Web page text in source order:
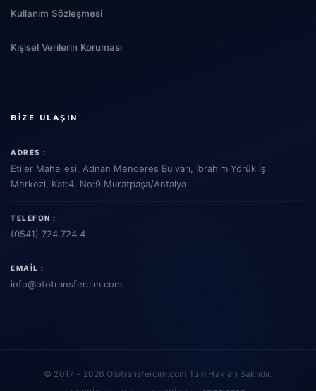
Kullanım Sözleşmesi
Kişisel Verilerin Koruması
BIZE ULAŞIN
ADRES :
Etiler Mahallesi, Adnan Menderes Bulvarı, İbrahim Yörük İş
Merkezi, Kat:4, No:9 Muratpaşa/Antalya
TELEFON :
(0541) 724 724 4
EMAIL :
info@ototransfercim.com
© 2017 - 2026 Ototransfercim.com Tüm Hakları Saklıdır.